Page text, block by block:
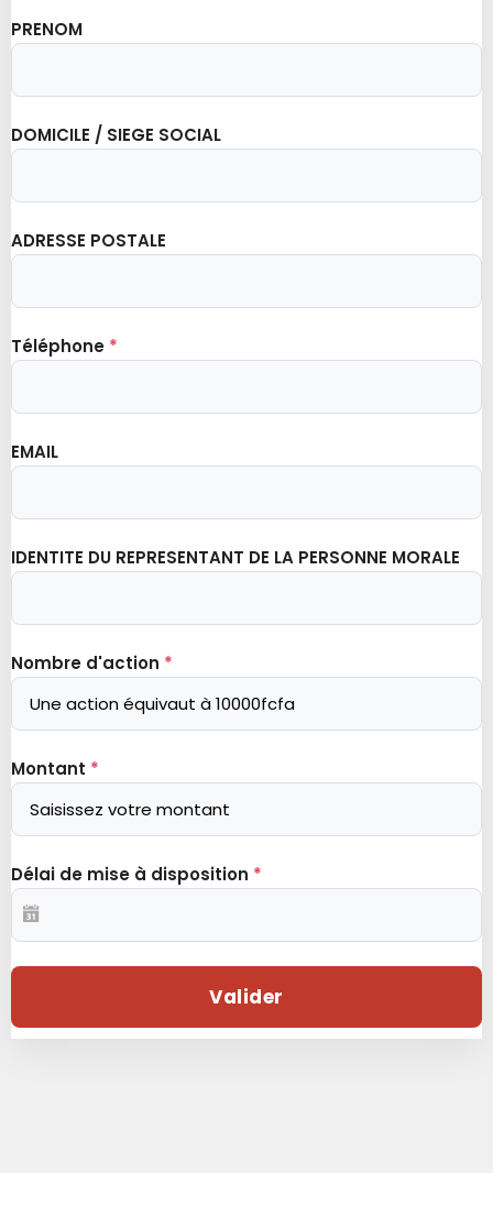
PRENOM
DOMICILE / SIEGE SOCIAL
ADRESSE POSTALE
Téléphone *
EMAIL
IDENTITE DU REPRESENTANT DE LA PERSONNE MORALE
Nombre d'action *
Montant *
Délai de mise à disposition *
Valider